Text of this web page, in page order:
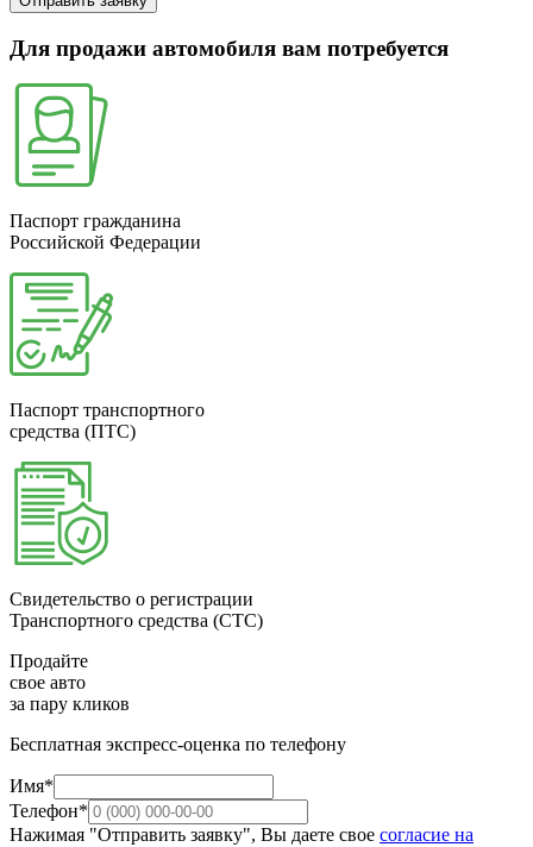
Для продажи автомобиля вам потребуется
Паспорт гражданина
Российской Федерации
Паспорт транспортного
средства (ПТС)
Свидетельство о регистрации
Транспортного средства (СТС)
Продайте
свое авто
за пару кликов
Бесплатная экспресс-оценка по телефону
Имя*
Телефон*
Нажимая "Отправить заявку", Вы даете свое согласие на